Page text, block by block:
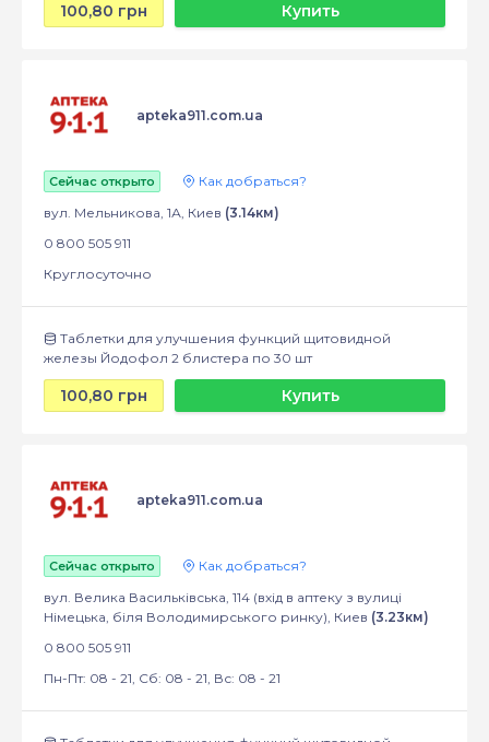
100,80 грн Купить
apteka911.com.ua
Сейчас открыто
Как добраться?
вул. Мельникова, 1А, Киев (3.14км)
0 800 505 911
Круглосуточно
Таблетки для улучшения функций щитовидной
железы Йодофол 2 блистера по 30 шт
100,80 грн Купить
apteka911.com.ua
Сейчас открыто
Как добраться?
вул. Велика Васильківська, 114 (вхід в аптеку з вулиці
Німецька, біля Володимирського ринку), Киев (3.23км)
0 800 505 911
Пн-Пт: 08 - 21, Сб: 08 - 21, Вс: 08 - 21